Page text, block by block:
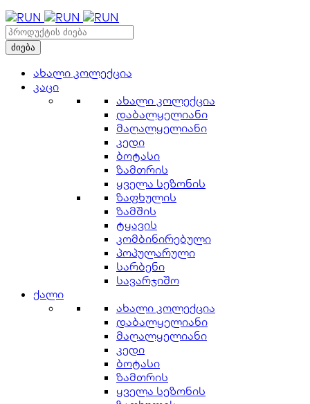
ახალი კოლექცია
კაცი
ახალი კოლექცია
დაბალყელიანი
მაღალყელიანი
კედი
ბოტასი
ზამთრის
ყველა სეზონის
ზაფხულის
ზამშის
ტყავის
კომბინირებული
პოპულარული
სარბენი
სავარჯიშო
ქალი
ახალი კოლექცია
დაბალყელიანი
მაღალყელიანი
კედი
ბოტასი
ზამთრის
ყველა სეზონის